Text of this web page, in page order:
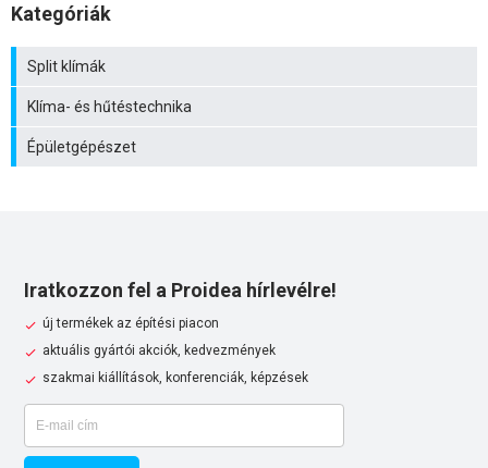
Kategóriák
Split klímák
Klíma- és hűtéstechnika
Épületgépészet
Iratkozzon fel a Proidea hírlevélre!
új termékek az építési piacon
aktuális gyártói akciók, kedvezmények
szakmai kiállítások, konferenciák, képzések